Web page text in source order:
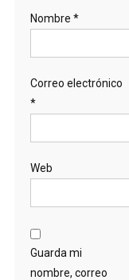
Nombre *
Correo electrónico
*
Web
Guarda mi
nombre, correo